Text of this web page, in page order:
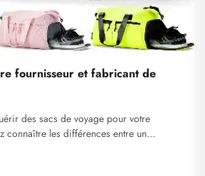
fournisseur et fabricant de
des sacs de voyage pour votre
connaître les différences entre un